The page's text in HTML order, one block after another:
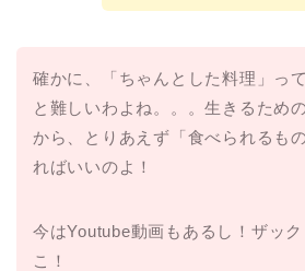
確かに、「ちゃんとした料理」っ
と難しいわよね。。。生きるため
から、とりあえず「食べられるも
ればいいのよ！
今はYoutube動画もあるし！ザッ
こ！